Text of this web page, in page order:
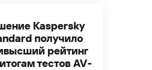
Kaspersky
получило
рейтинг
тестов AV-